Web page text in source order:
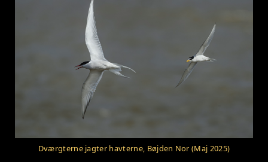
Dværgterne jagter havterne, Bøjden Nor (Maj 2025)